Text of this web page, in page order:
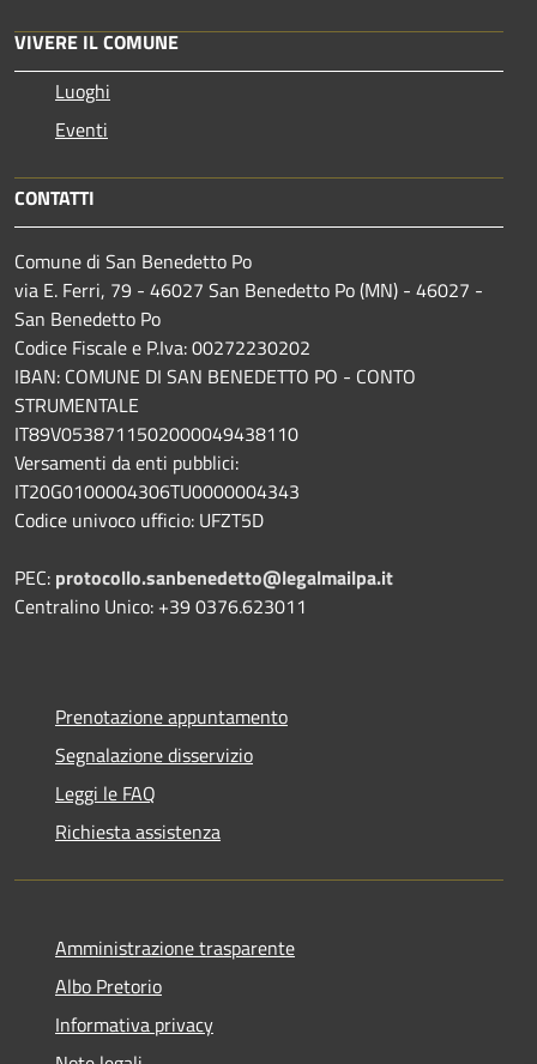
VIVERE IL COMUNE
Luoghi
Eventi
CONTATTI
Comune di San Benedetto Po
via E. Ferri, 79 - 46027 San Benedetto Po (MN) - 46027 -
San Benedetto Po
Codice Fiscale e P.Iva: 00272230202
IBAN: COMUNE DI SAN BENEDETTO PO - CONTO
STRUMENTALE
IT89V0538711502000049438110
Versamenti da enti pubblici:
IT20G0100004306TU0000004343
Codice univoco ufficio: UFZT5D
PEC: protocollo.sanbenedetto@legalmailpa.it
Centralino Unico: +39 0376.623011
Prenotazione appuntamento
Segnalazione disservizio
Leggi le FAQ
Richiesta assistenza
Amministrazione trasparente
Albo Pretorio
Informativa privacy